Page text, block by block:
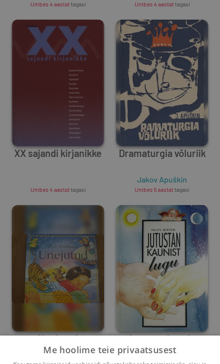
Umbes 4 aastattagasi Umbes 4 aastattagasi
XX sajandi kirjanikke
Umbes 4 aastattagasi
Dramaturgia võluriik
Jakov Apuškin
Umbes 5 aastattagasi
Unejutud
Jutustan kaunist
lugu
Me hoolime teie privaatsusest